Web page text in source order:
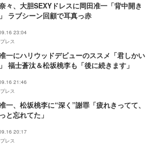
々、大胆SEXYドレスに岡田准一「背中開き
ラブシーン回顧で耳真っ赤
23:04
レス
一にハリウッドデビューのススメ「君しかい
福士蒼汰＆松坂桃李も「後に続きます」
21:46
レス
一、松坂桃李に“深く”謝罪「疲れきってて、
と忘れてた」
20:17
レス